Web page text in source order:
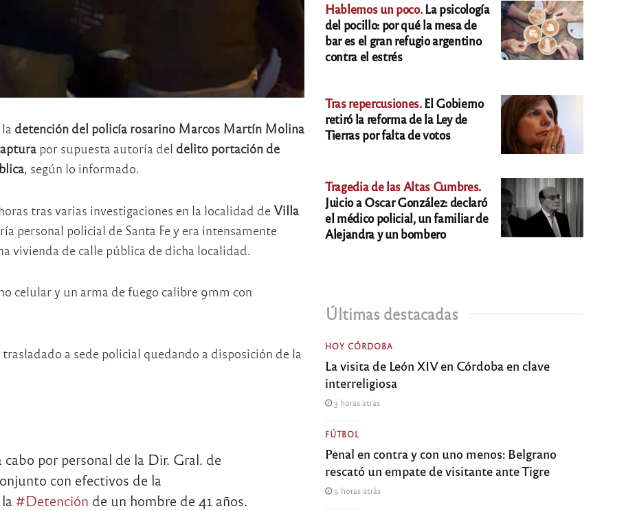
detención del policía rosarino Marcos Martín Molina
por supuesta autoría del delito portación de
, según lo informado.
tras varias investigaciones en la localidad deVilla
personal policial de Santa Fe y era intensamente
vivienda de calle pública de dicha localidad.
celular y un arma de fuego calibre 9mm con
a sede policial quedando a disposición de la
por personal de la Dir. Gral. de
con efectivos de la
#Detención de un hombre de 41 años.
Hablemos un poco.La psicología
del pocillo: por qué la mesa de
bar es el gran refugio argentino
contra el estrés
Tras repercusiones.El Gobierno
retiró la reforma de la Ley de
Tierras por falta de votos
Tragedia de las Altas Cumbres.
Juicio a Oscar González: declaró
el médico policial, un familiar de
Alejandra y un bombero
Últimas destacadas
HOY CÓRDOBA
La visita de León XIV en Córdoba en clave
interreligiosa
3 horas atrás
FÚTBOL
Penal en contra y con uno menos: Belgrano
rescató un empate de visitante ante Tigre
5 horas atrás